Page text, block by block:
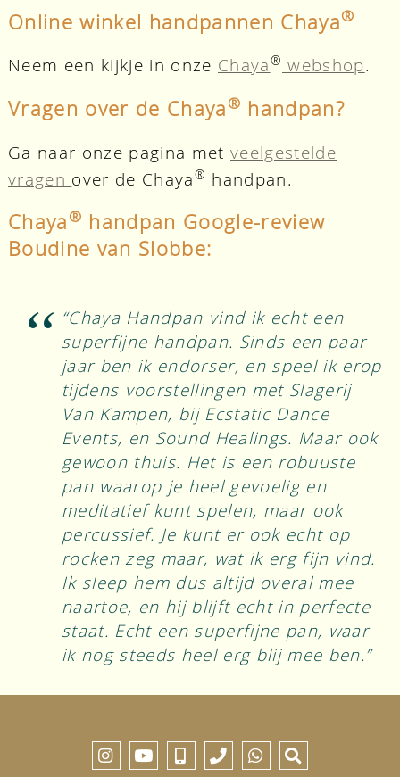
Online winkel handpannen Chaya®
Neem een kijkje in onze Chaya® webshop.
Vragen over de Chaya® handpan?
Ga naar onze pagina met veelgestelde
vragen over de Chaya® handpan.
Chaya® handpan Google-review
Boudine van Slobbe:
“Chaya Handpan vind ik echt een
superfijne handpan. Sinds een paar
jaar ben ik endorser, en speel ik erop
tijdens voorstellingen met Slagerij
Van Kampen, bij Ecstatic Dance
Events, en Sound Healings. Maar ook
gewoon thuis. Het is een robuuste
pan waarop je heel gevoelig en
meditatief kunt spelen, maar ook
percussief. Je kunt er ook echt op
rocken zeg maar, wat ik erg fijn vind.
Ik sleep hem dus altijd overal mee
naartoe, en hij blijft echt in perfecte
staat. Echt een superfijne pan, waar
ik nog steeds heel erg blij mee ben.”